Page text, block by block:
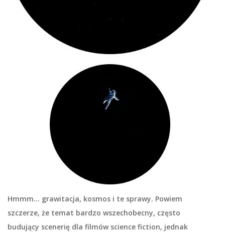
Hmmm… grawitacja, kosmos i te sprawy. Powiem
szczerze, że temat bardzo wszechobecny, często
budujący scenerię dla filmów science fiction, jednak